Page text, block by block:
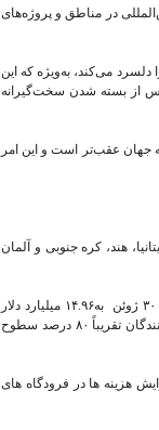
در مناطق و پروژه‌های
دلسرد می‌کند، به‌ویژه که این
پس از بسته شدن سخت‌گیرانه
جهان عقب‌تر است و این امر
هند، کره جنوبی و آلمان
داده‌های آماری منتشر شده نشان می‌دهد که درآمدهای گردشگری نیوزلند از ابتدای سال میلادی تا ۳۰ ژوئن به۱۴.۹۶ میلیارد دلار
نیوزیلند رسیده که هنوز ۵ درصد نسبت به آمار مشابه قبل از همه‌گیری کمتر است و تعداد بازدیدکنندگان تقریباً ۸۰ درصد سطوح
هزینه ها در فرودگاه های